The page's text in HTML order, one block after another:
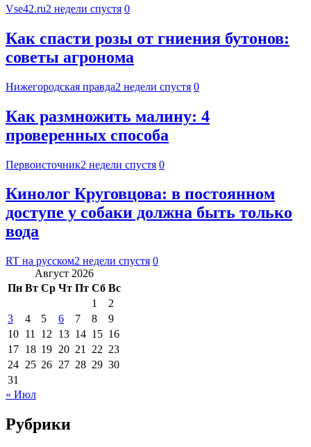
Vse42.ru2 недели спустя 0
Как спасти розы от гниения бутонов:
советы агронома
Нижегородская правда2 недели спустя 0
Как размножить малину: 4
проверенных способа
Первоисточник2 недели спустя 0
Кинолог Круговцова: в постоянном
доступе у собаки должна быть только
вода
RT на русском2 недели спустя 0
Август 2026
Пн Вт Ср Чт Пт Сб Вс
1
2
3
4 5 6 7 8
9
10 11 12 13 14 15 16
17 18 19 20 21 22 23
24 25 26 27 28 29 30
31
« Июл
Рубрики